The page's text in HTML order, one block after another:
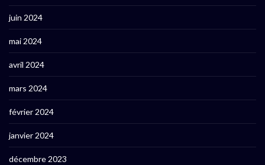
juin 2024
mai 2024
avril 2024
mars 2024
février 2024
janvier 2024
décembre 2023